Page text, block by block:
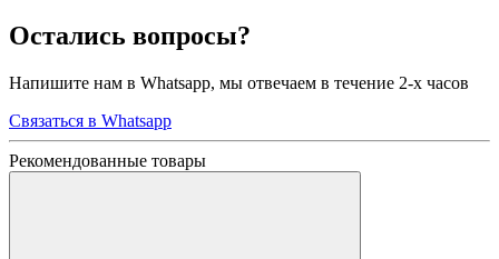
Остались вопросы?
Напишите нам в Whatsapp, мы отвечаем в течение 2-х часов
Связаться в Whatsapp
Рекомендованные товары